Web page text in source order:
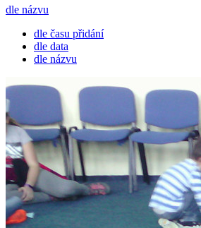
dle názvu
dle času přidání
dle data
dle názvu